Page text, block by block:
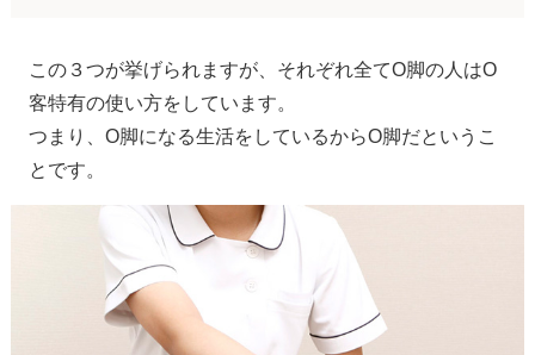
この３つが挙げられますが、それぞれ全てO脚の人はO
客特有の使い方をしています。
つまり、O脚になる生活をしているからO脚だというこ
とです。